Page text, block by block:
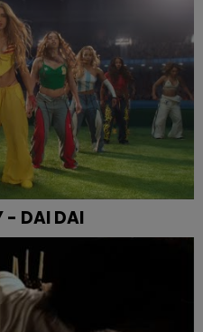
- DAI DAI